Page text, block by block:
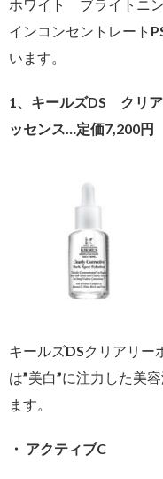
ホワイト ブライトニ
インコンセントレート
います。
1、キールズDS クリ
ッセンス…定価7,200円
キールズDSクリアリー
は”美白”に注力した美
ます。
・ アクティブC